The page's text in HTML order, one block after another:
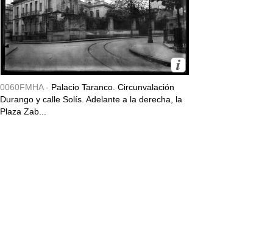
0060FMHA - Palacio Taranco. Circunvalación
Durango y calle Solís. Adelante a la derecha, la
Plaza Zab...